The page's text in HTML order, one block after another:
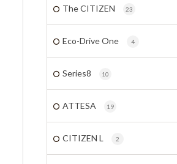
The CITIZEN 23
Eco-Drive One 4
Series8 10
ATTESA 19
CITIZEN L 2